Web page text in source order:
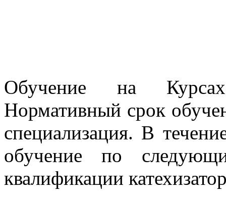
Обучение на Курсах
Нормативный срок
специализация. В
обучение по
квалификации